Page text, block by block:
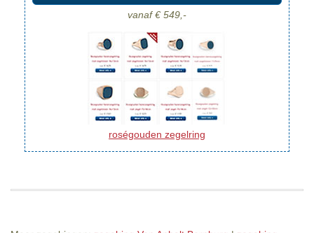
vanaf € 549,-
roségouden zegelring